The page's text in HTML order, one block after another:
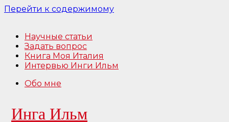
Перейти к содержимому
Научные статьи
Задать вопрос
Книга Моя Италия
Интервью Инги Ильм
Обо мне
Инга Ильм